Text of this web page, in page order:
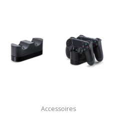
Accessoires